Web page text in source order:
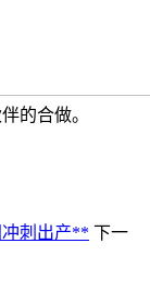
的合做。
刺出产** 下一